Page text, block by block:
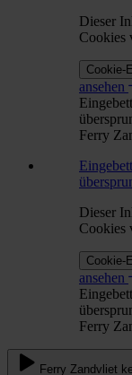
Dieser
Cookies
Cookie-
ansehen
Ferry
Dieser
Cookies
Cookie-
ansehen
Ferry
Ferry Zandvliet